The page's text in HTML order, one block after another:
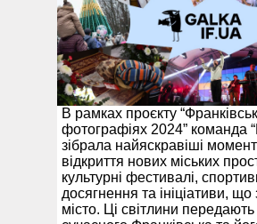
В рамках проєкту
фотографіях 2024” команда
зібрала найяскравіші
відкриття нових міських
культурні фестивалі,
досягнення та ініціативи,
місто. Ці світлини